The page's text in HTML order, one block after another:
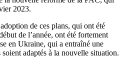
2023.
de ces plans, qui ont été
de l’année, ont été fortement
en Ukraine, qui a entraîné une
adaptés à la nouvelle situation.